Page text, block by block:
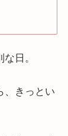
日。
、きっとい